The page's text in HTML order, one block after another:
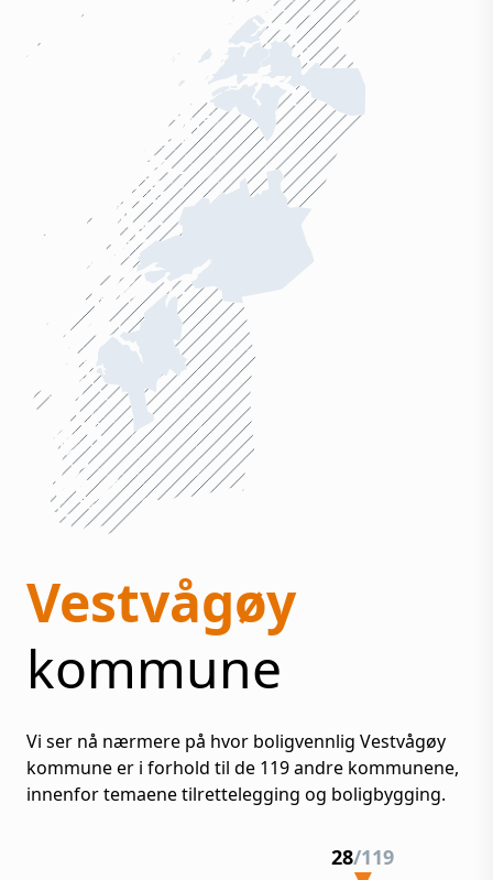
Vestvågøy
kommune
Vi ser nå nærmere på hvor boligvennlig Vestvågøy
kommune er i forhold til de 119andre kommunene,
innenfor temaene tilrettelegging og boligbygging.
28/119